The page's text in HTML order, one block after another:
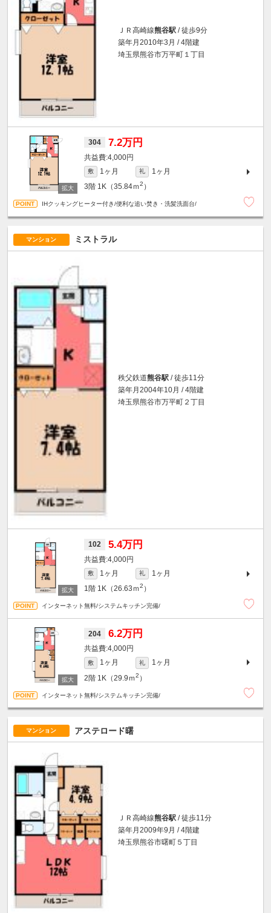
ＪＲ高崎線熊谷駅 / 徒歩9分
築年月2010年3月 / 4階建
埼玉県熊谷市万平町１丁目
304 7.2万円
4,000円
敷 1ヶ月 礼
1ヶ月
3階 1K（35.84ｍ2 ）
IHクッキングヒーター付き/便利な追い焚き・洗髪洗面台/
マンション ミストラル
秩父鉄道熊谷駅 / 徒歩11分
築年月2004年10月 / 4階建
埼玉県熊谷市万平町２丁目
102 5.4万円
4,000円
敷 1ヶ月 礼
1ヶ月
1階 1K（26.63ｍ2 ）
インターネット無料/システムキッチン完備/
204 6.2万円
4,000円
敷 1ヶ月 礼
1ヶ月
2階 1K（29.9ｍ2 ）
インターネット無料/システムキッチン完備/
マンション アステロード曙
ＪＲ高崎線熊谷駅 / 徒歩11分
築年月2009年9月 / 4階建
埼玉県熊谷市曙町５丁目